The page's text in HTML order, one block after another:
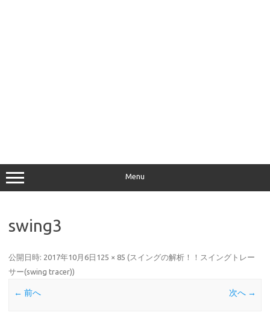
Menu
swing3
公開日時: 2017年10月6日 125 × 85 (スイングの解析！！スイングトレー
サー(swing tracer))
← 前へ 次へ →